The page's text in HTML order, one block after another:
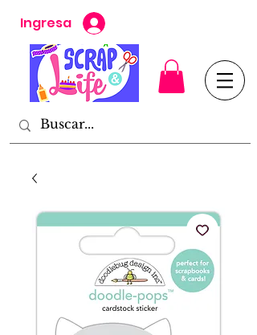
Ingresa